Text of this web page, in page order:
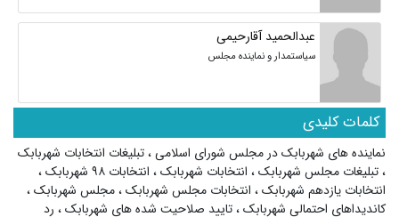
عبدالحمید آقارحیمی
سیاستمدار و نماینده مجلس
کلمات کلیدی
نماینده های شهربابک در مجلس شورای اسلامی،تبلیغات انتخابات شهربابک
،تبلیغات مجلس شهربابک، انتخابات شهربابک، انتخابات ۹۸ شهربابک
،
انتخابات یازدهم شهربابک، انتخابات مجلس شهربابک،مجلس شهربابک،
کاندیداهای احتمالی شهربابک،تایید صلاحیت شده های شهربابک، رد